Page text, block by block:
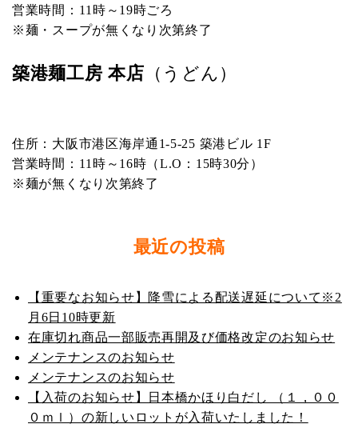
営業時間：11時～19時ごろ
※麺・スープが無くなり次第終了
築港麺工房 本店 （うどん）
住所：大阪市港区海岸通1-5-25 築港ビル 1F
営業時間：11時～16時（L.O：15時30分）
※麺が無くなり次第終了
最近の投稿
【重要なお知らせ】降雪による配送遅延について※2
月6日10時更新
在庫切れ商品一部販売再開及び価格改定のお知らせ
メンテナンスのお知らせ
メンテナンスのお知らせ
【入荷のお知らせ】日本橋かほり白だし （１，００
０ｍｌ）の新しいロットが入荷いたしました！